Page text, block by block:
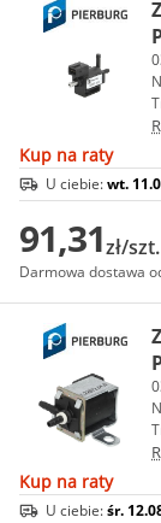
Kup na raty
U ciebie:wt.
91,31zł/szt.
Darmowa dostawa
Kup na raty
U ciebie:śr.